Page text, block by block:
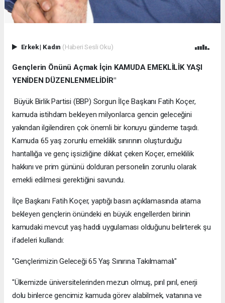
Erkek| Kadın (Haberi Sesli Oku)
Gençlerin Önünü Açmak İçin KAMUDA EMEKLİLİK YAŞI
YENİDEN DÜZENLENMELİDİR"
Büyük Birlik Partisi (BBP) Sorgun İlçe Başkanı Fatih Koçer,
kamuda istihdam bekleyen milyonlarca gencin geleceğini
yakından ilgilendiren çok önemli bir konuyu gündeme taşıdı.
Kamuda 65 yaş zorunlu emeklilik sınırının oluşturduğu
hantallığa ve genç işsizliğine dikkat çeken Koçer, emeklilik
hakkını ve prim gününü dolduran personelin zorunlu olarak
emekli edilmesi gerektiğini savundu.
​İlçe Başkanı Fatih Koçer, yaptığı basın açıklamasında atama
bekleyen gençlerin önündeki en büyük engellerden birinin
kamudaki mevcut yaş haddi uygulaması olduğunu belirterek şu
ifadeleri kullandı:
​"Gençlerimizin Geleceği 65 Yaş Sınırına Takılmamalı"
​"Ülkemizde üniversitelerinden mezun olmuş, pırıl pırıl, enerji
dolu binlerce gencimiz kamuda görev alabilmek, vatanına ve